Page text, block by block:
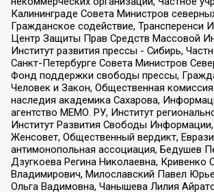
Калининграде Совета Министров
Гражданское содействие, Трансперенси
Центр Защиты Прав Средств Массовой
Институт развития прессы - Сибирь,
Санкт-Петербурге Совета Министров
Фонд поддержки свободы прессы,
Человек и Закон, Общественная
наследия академика Сахарова,
агентство МЕМО. РУ, Институт
Институт Развития Свободы
Женсовет, Общественный вердикт,
антимонопольная ассоциация, Бедушев
Дзугкоева Регина Николаевна, Кривенко
Владимирович, Милославский Павел
Ольга Вадимовна, Чанышева Лилия